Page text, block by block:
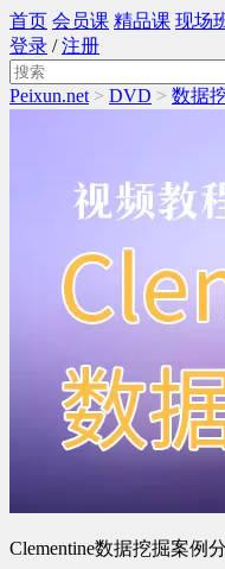
首页 会员课 精品课 现场
登录 /注册
Peixun.net > DVD > 数据
Clementine数据挖掘案例